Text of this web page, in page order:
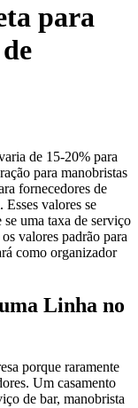
para
de 15-20% para
para manobristas
fornecedores de
Esses valores se
uma taxa de serviço
valores padrão para
como organizador
Linha no
porque raramente
Um casamento
de bar, manobrista